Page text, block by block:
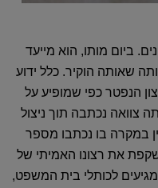
ביום מותו, הוא מייעד
שאותה הוקיר. כלל ידוע
הנפטר כפי שמופיע על
צוואה נכתבה תוך ניצול
במקרה בו נכתבו מספר
משקפת את רצונו האמיתי של
לכותלי בית המשפט,